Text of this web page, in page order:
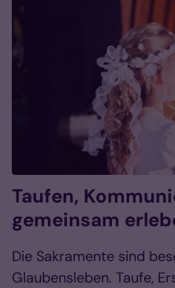
Taufen,
gemeinsam
Die Sakramente sind
Glaubensleben. Taufe,